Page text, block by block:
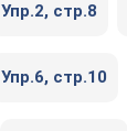
Упр.2, cтр.8
Упр.6, cтр.10